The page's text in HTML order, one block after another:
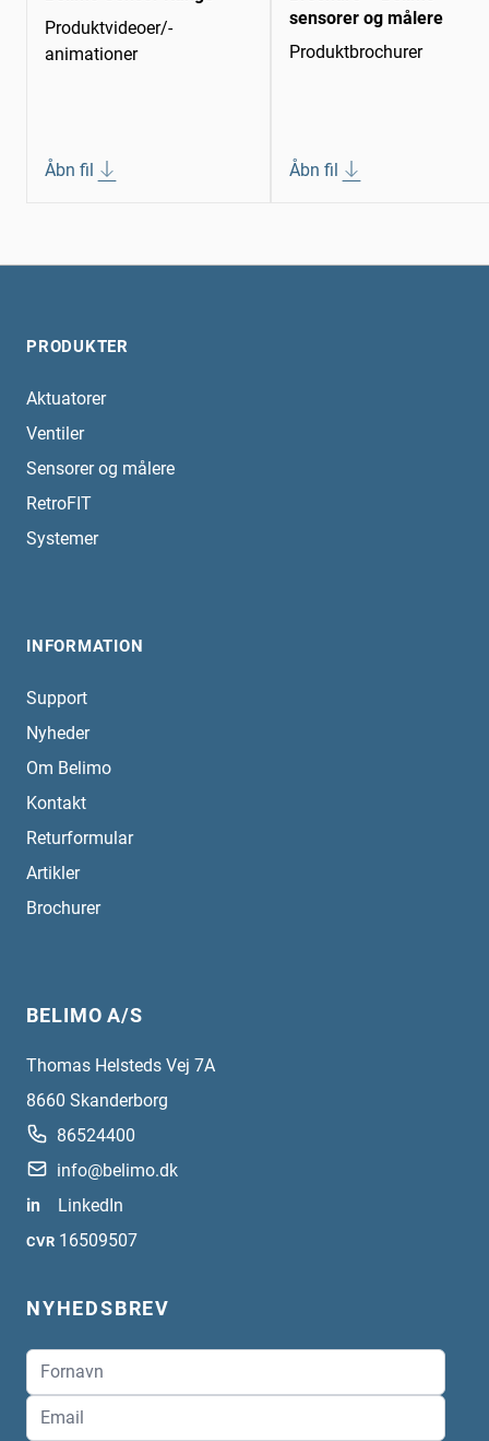
Produktvideoer/-
animationer
Åbn fil
sensorer og målere
Produktbrochurer
Åbn fil
PRODUKTER
Aktuatorer
Ventiler
Sensorer og målere
RetroFIT
Systemer
INFORMATION
Support
Nyheder
Om Belimo
Kontakt
Returformular
Artikler
Brochurer
BELIMO A/S
Thomas Helsteds Vej 7A
8660 Skanderborg
86524400
info@belimo.dk
in
LinkedIn
CVR 16509507
NYHEDSBREV